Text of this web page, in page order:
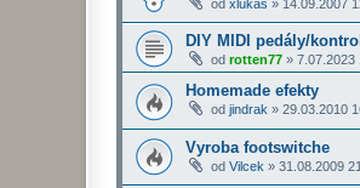
od xlukas » 14.09.2007
DIY MIDI pedály/
od rotten77 » 7.07.2023
Homemade efekty
od jindrak » 29.03.2010
Vyroba footswitche
od Vilcek » 31.08.2009